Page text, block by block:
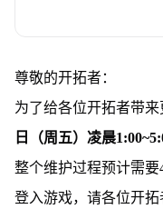
尊敬的开拓者：
为了给各位开拓者带
日（周五）凌晨
整个维护过程预计需
登入游戏，请各位开